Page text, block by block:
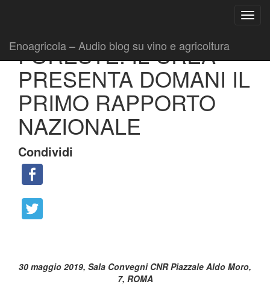
Enoagricola – Audio blog su vino e agricoltura
FORESTE: IL CREA
PRESENTA DOMANI IL
PRIMO RAPPORTO
NAZIONALE
Condividi
30 maggio 2019, Sala Convegni CNR Piazzale Aldo Moro,
7, ROMA